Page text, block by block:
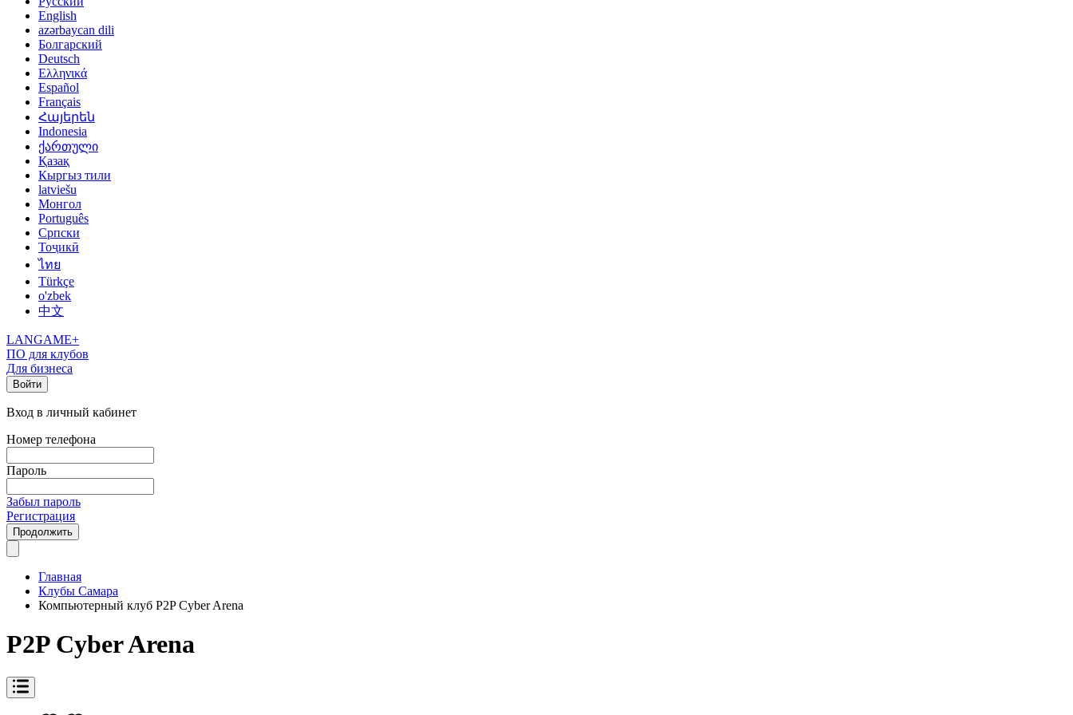
English
azərbaycan dili
Болгарский
Deutsch
Ελληνικά
Español
Français
Հայերեն
Indonesia
ქართული
Қазақ
Кыргыз тили
latviešu
Монгол
Português
Српски
Тоҷикӣ
ไทย
Türkçe
o'zbek
中文
LANGAME+
ПО для клубов
Для бизнеса
Войти
Вход в личный кабинет
Номер телефона
Пароль
Забыл пароль
Регистрация
Продолжить
Главная
Клубы Самара
Компьютерный клуб P2P Cyber Arena
P2P Cyber Arena